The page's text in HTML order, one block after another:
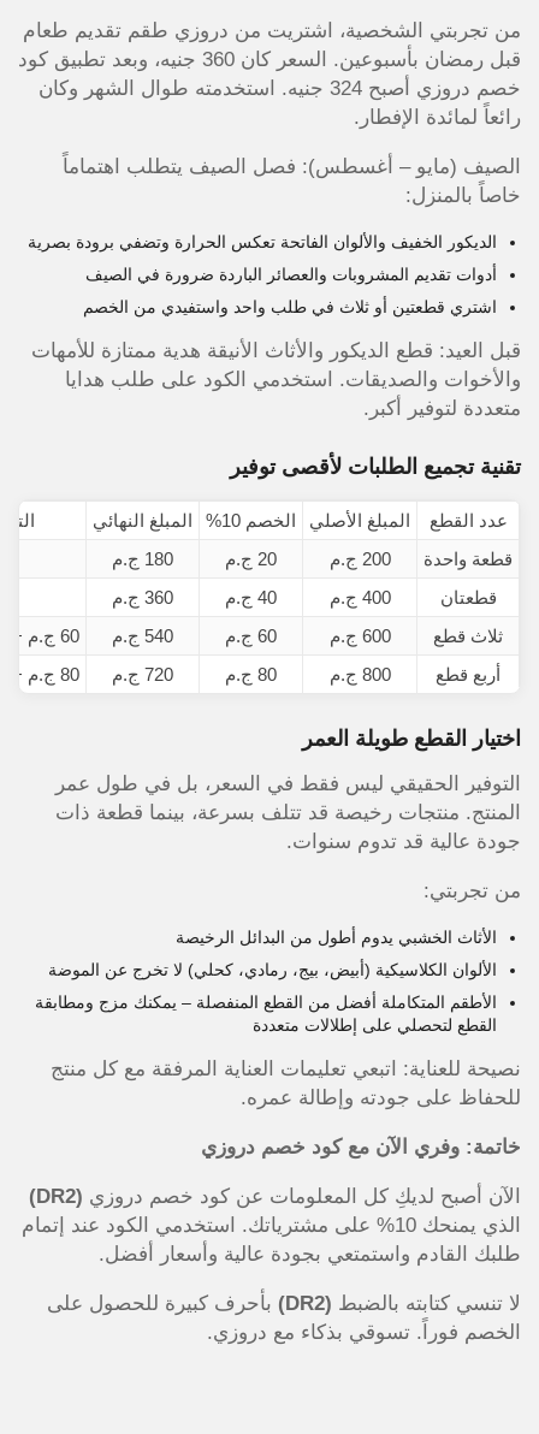
من تجربتي الشخصية، اشتريت من دروزي طقم تقديم طعام
قبل رمضان بأسبوعين. السعر كان 360 جنيه، وبعد تطبيق كود
خصم دروزي أصبح 324 جنيه. استخدمته طوال الشهر وكان
رائعاً لمائدة الإفطار.
الصيف (مايو – أغسطس): فصل الصيف يتطلب اهتماماً
خاصاً بالمنزل:
الديكور الخفيف والألوان الفاتحة تعكس الحرارة وتضفي برودة بصرية
أدوات تقديم المشروبات والعصائر الباردة ضرورة في الصيف
اشتري قطعتين أو ثلاث في طلب واحد واستفيدي من الخصم
قبل العيد: قطع الديكور والأثاث الأنيقة هدية ممتازة للأمهات
والأخوات والصديقات. استخدمي الكود على طلب هدايا
متعددة لتوفير أكبر.
تقنية تجميع الطلبات لأقصى توفير
عدد القطع المبلغ الأصلي الخصم 10% المبلغ النهائي
قطعة واحدة
200 ج.م 20 ج.م 180 ج.م
قطعتان
400 ج.م 40 ج.م 360 ج.م
ثلاث قطع
600 ج.م 60 ج.م 540 ج.م
60 ج.م + توفير في الشحن
أربع قطع
800 ج.م 80 ج.م 720 ج.م 80 ج.م + توفير في الشحن
اختيار القطع طويلة العمر
التوفير الحقيقي ليس فقط في السعر، بل في طول عمر
المنتج. منتجات رخيصة قد تتلف بسرعة، بينما قطعة ذات
جودة عالية قد تدوم سنوات.
من تجربتي:
الأثاث الخشبي يدوم أطول من البدائل الرخيصة
الألوان الكلاسيكية (أبيض، بيج، رمادي، كحلي) لا تخرج عن الموضة
الأطقم المتكاملة أفضل من القطع المنفصلة – يمكنك مزج ومطابقة
القطع لتحصلي على إطلالات متعددة
نصيحة للعناية: اتبعي تعليمات العناية المرفقة مع كل منتج
للحفاظ على جودته وإطالة عمره.
خاتمة: وفري الآن مع كود خصم دروزي
الآن أصبح لديكِ كل المعلومات عن كود خصم دروزي (DR2)
الذي يمنحك 10% على مشترياتك. استخدمي الكود عند إتمام
طلبك القادم واستمتعي بجودة عالية وأسعار أفضل.
لا تنسي كتابته بالضبط (DR2)
بأحرف كبيرة للحصول على
الخصم فوراً. تسوقي بذكاء مع دروزي.